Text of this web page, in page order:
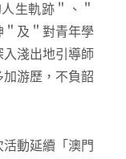
生軌跡＂、＂
及＂對青年學
淺出地引導師
游歷，不負韶
動延續「澳門